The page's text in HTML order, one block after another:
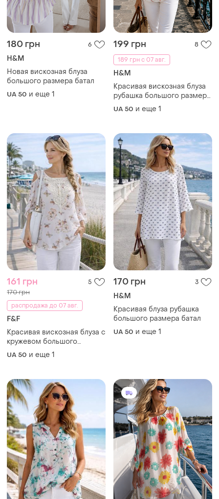
180 грн 6
H&M
Новая вискозная блуза
большого размера батал
UA 50 и еще 1
199 грн
8
189 грн с 07 авг.
H&M
Красивая вискозная блуза
рубашка большого размера
батал
UA 50 и еще 1
161 грн 5
170 грн
распродажа до 07 авг.
F&F
Красивая вискозная блуза с
кружевом большого
размера батал
UA 50 и еще 1
170 грн 3
H&M
Красивая блуза рубашка
большого размера батал
UA 50 и еще 1